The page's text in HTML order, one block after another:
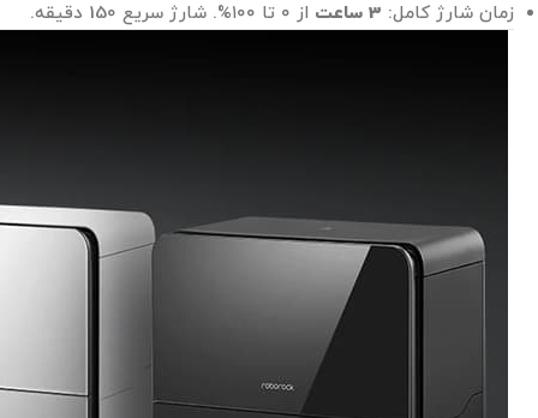
زمان شارژ کامل: 3 ساعت از ۰ تا ۱۰۰%. شارژ سریع 150 دقیقه.